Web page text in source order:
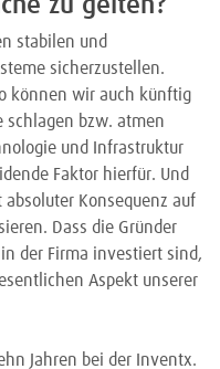
zu gelten?
stabilen und
sicherzustellen.
können wir auch künftig
schlagen bzw. atmen
und Infrastruktur
Faktor hierfür. Und
Konsequenz auf
Dass die Gründer
der Firma investiert sind,
Aspekt unserer
Jahren bei der Inventx.